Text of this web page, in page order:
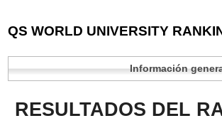
QS WORLD UNIVERSITY
Información
RESULTADOS DEL